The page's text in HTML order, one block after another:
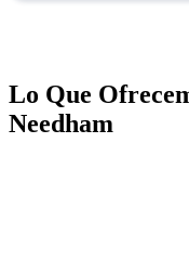
Lo Que
Needham